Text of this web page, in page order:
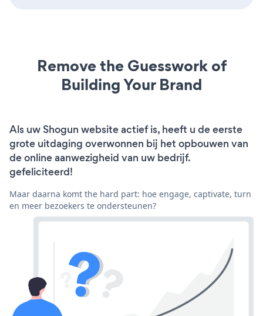
Remove the Guesswork of
Building Your Brand
Als uw Shogun website actief is, heeft u de eerste
grote uitdaging overwonnen bij het opbouwen van
de online aanwezigheid van uw bedrijf.
gefeliciteerd!
Maar daarna komt the hard part: hoe engage, captivate, turn
en meer bezoekers te ondersteunen?